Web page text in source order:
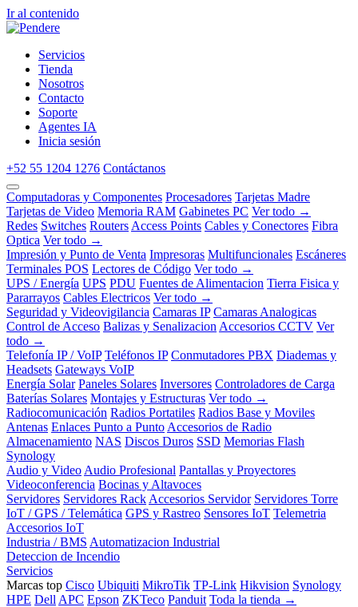
Ir al contenido
Servicios
Tienda
Nosotros
Contacto
Soporte
Agentes IA
Inicia sesión
+52 55 1204 1276 Contáctanos
Computadoras y Componentes Procesadores Tarjetas Madre
Tarjetas de Video Memoria RAM Gabinetes PC Ver todo →
Redes Switches Routers Access Points Cables y Conectores Fibra
Optica Ver todo →
Impresión y Punto de Venta Impresoras Multifuncionales Escáneres
Terminales POS Lectores de Código Ver todo →
UPS / Energía UPS PDU Fuentes de Alimentacion Tierra Fisica y
Pararrayos Cables Electricos Ver todo →
Seguridad y Videovigilancia Camaras IP Camaras Analogicas
Control de Acceso Balizas y Senalizacion Accesorios CCTV Ver
todo →
Telefonía IP / VoIP Teléfonos IP Conmutadores PBX Diademas y
Headsets Gateways VoIP
Energía Solar Paneles Solares Inversores Controladores de Carga
Baterías Solares Montajes y Estructuras Ver todo →
Radiocomunicación Radios Portatiles Radios Base y Moviles
Antenas Enlaces Punto a Punto Accesorios de Radio
Almacenamiento NAS Discos Duros SSD Memorias Flash
Synology
Audio y Video Audio Profesional Pantallas y Proyectores
Videoconferencia Bocinas y Altavoces
Servidores Servidores Rack Accesorios Servidor Servidores Torre
IoT / GPS / Telemática GPS y Rastreo Sensores IoT Telemetria
Accesorios IoT
Industria / BMS Automatizacion Industrial
Deteccion de Incendio
Servicios
Marcas top Cisco Ubiquiti MikroTik TP-Link Hikvision Synology
HPE Dell APC Epson ZKTeco Panduit Toda la tienda →